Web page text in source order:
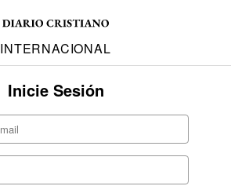
INTERNACIONAL
Inicie Sesión